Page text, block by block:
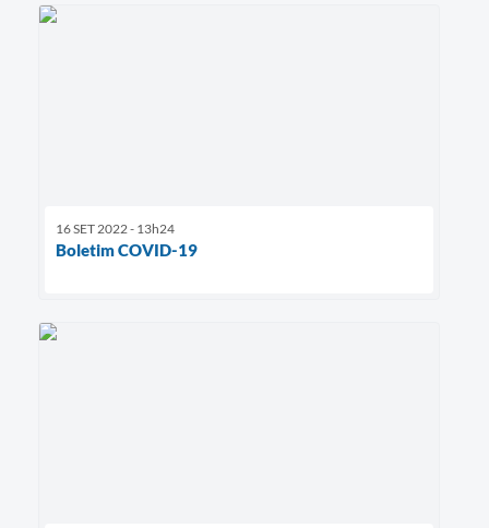
16 SET 2022 - 13h24
Boletim COVID-19